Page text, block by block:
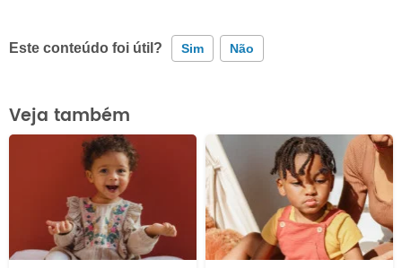
Este conteúdo foi útil? Sim Não
Este conteúdo contém informação incorreta
Este conteúdo não tem a informação que procuro
Veja também